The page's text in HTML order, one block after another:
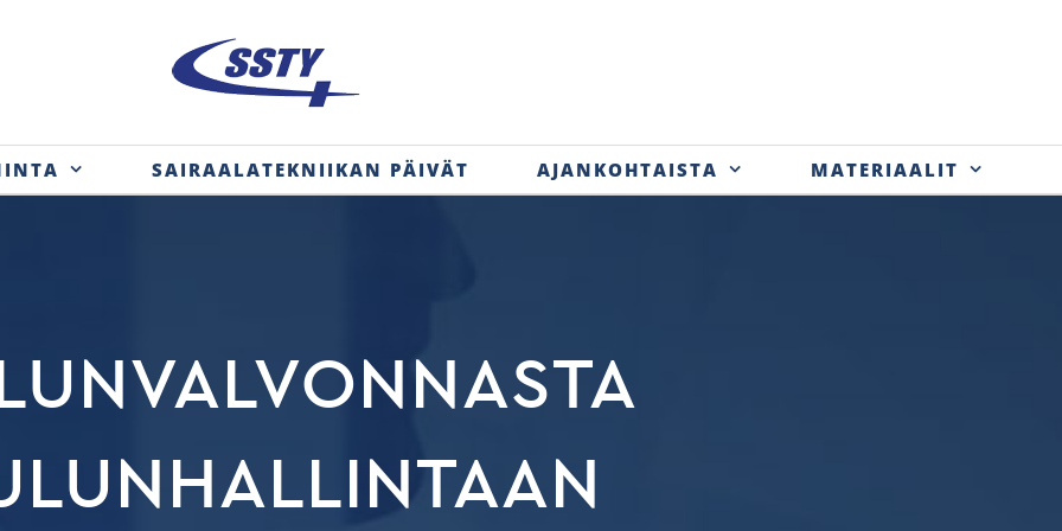
SAIRAALATEKNIIKAN PÄIVÄT AJANKOHTAISTA MATERIAALIT